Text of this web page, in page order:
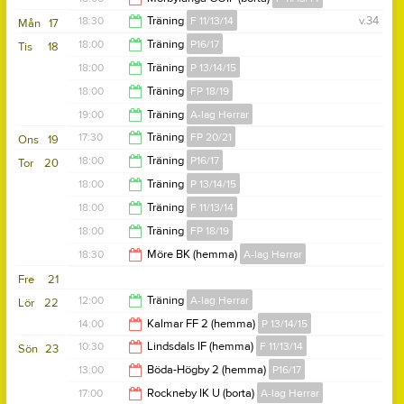
18:00
19:30
17
Mån v.34
18:30 Träning F 11/13/14
20:00
18
Tis 18:00 Träning P16/17
19:00
18:00 Träning P 13/14/15
19:30
18:00 Träning FP 18/19
19:30
19:00 Träning A-lag Herrar
20:30
19
Ons 17:30 Träning FP 20/21
18:30
20
Tor 18:00 Träning P16/17
19:00
18:00 Träning P 13/14/15
19:30
18:00 Träning F 11/13/14
19:30
18:00 Träning FP 18/19
18:30 Möre BK (hemma) A-lag Herrar
20:30
21
Fre
22
Lör 12:00 Träning A-lag Herrar
13:30
14:00 Kalmar FF 2 (hemma) P 13/14/15
16:00
23
Sön 10:30 Lindsdals IF (hemma) F 11/13/14
11:30
13:00 Böda-Högby 2 (hemma) P16/17
17:00 Rockneby IK U (borta) A-lag Herrar